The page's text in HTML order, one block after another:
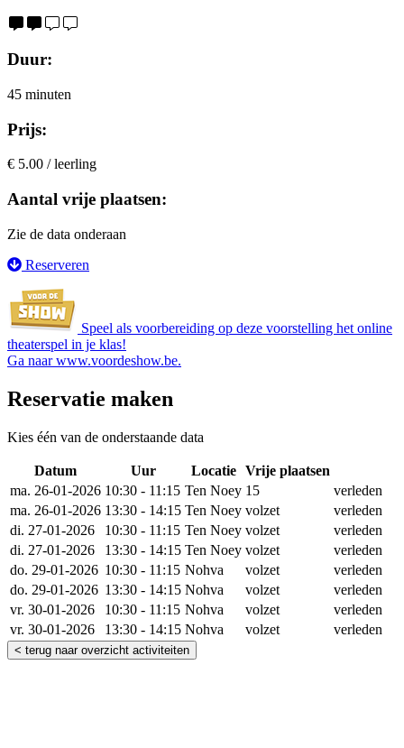
Duur:
45 minuten
Prijs:
€ 5.00 / leerling
Aantal vrije plaatsen:
Zie de data onderaan
Reserveren
Speel als voorbereiding op deze voorstelling het online
theaterspel in je klas!
Ga naarwww.voordeshow.be.
Reservatie maken
Kies één van de onderstaande data
Datum Uur Locatie Vrije plaatsen
ma. 26-01-2026 10:30 - 11:15 Ten Noey 15
verleden
ma. 26-01-2026 13:30 - 14:15 Ten Noey volzet
verleden
di. 27-01-2026
10:30 - 11:15 Ten Noey volzet
verleden
di. 27-01-2026
13:30 - 14:15 Ten Noey volzet
verleden
do. 29-01-2026 10:30 - 11:15 Nohva volzet
verleden
do. 29-01-2026 13:30 - 14:15 Nohva volzet
verleden
vr. 30-01-2026
10:30 - 11:15 Nohva volzet
verleden
vr. 30-01-2026
13:30 - 14:15 Nohva volzet verleden
< terug naar overzicht activiteiten